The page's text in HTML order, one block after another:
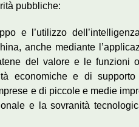
pubbliche:
e l’utilizzo
anche mediante
del valore e le funzioni
economiche e di
e di piccole e medie
e la sovranità